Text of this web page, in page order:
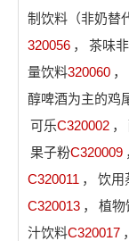
制饮料（非奶替
320056 ， 茶味
量饮料320060 ，
醇啤酒为主的鸡
可乐C320002 ，
果子粉C320009
C320011 ， 饮用
C320013 ， 植物
汁饮料C320017 ，